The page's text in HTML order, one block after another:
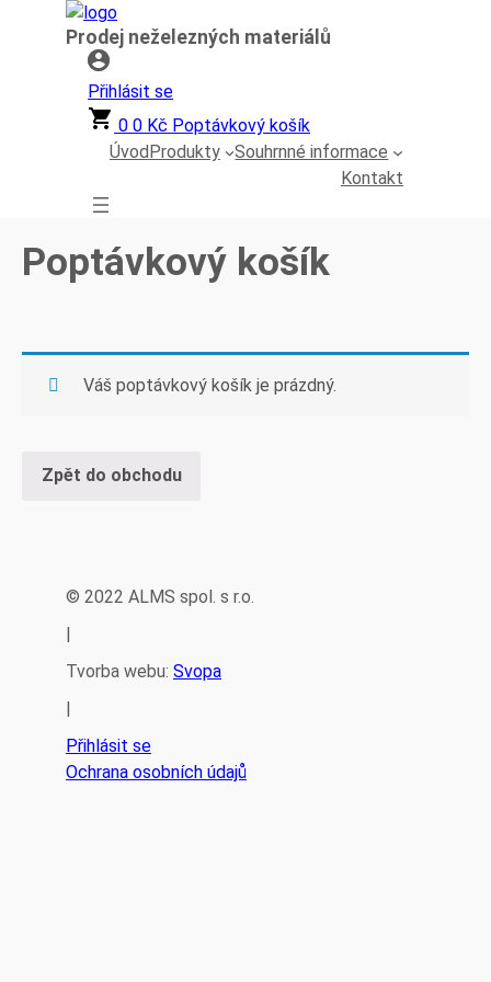
Přeskočit
Prodej neželezných materiálů
Přihlásit se
0 0 Kč Poptávkový košík
ÚvodProdukty
Souhrnné informace
Kontakt
Poptávkový košík
Váš poptávkový košík je prázdný.
Zpět do obchodu
© 2022 ALMS spol. s r.o.
|
Tvorba webu: Svopa
|
Přihlásit se
Ochrana osobních údajů